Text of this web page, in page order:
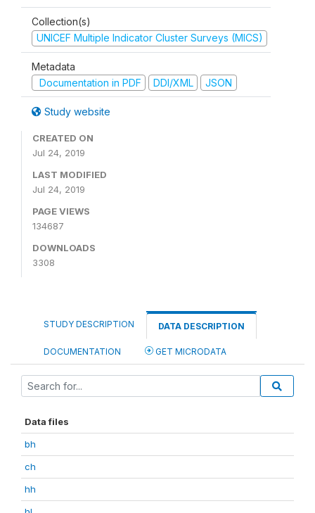
Collection(s)
UNICEF Multiple Indicator Cluster Surveys (MICS)
Metadata
Documentation in PDF
DDI/XML JSON
Study website
CREATED ON
Jul 24, 2019
LAST MODIFIED
Jul 24, 2019
PAGE VIEWS
134687
DOWNLOADS
3308
STUDY DESCRIPTION DATA DESCRIPTION
DOCUMENTATION GET MICRODATA
Data files
bh
ch
hh